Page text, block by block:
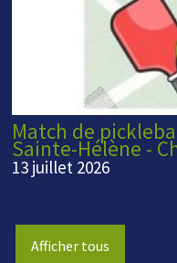
Match de
Sainte-Hélène -
13 juillet 2026
Afficher tous